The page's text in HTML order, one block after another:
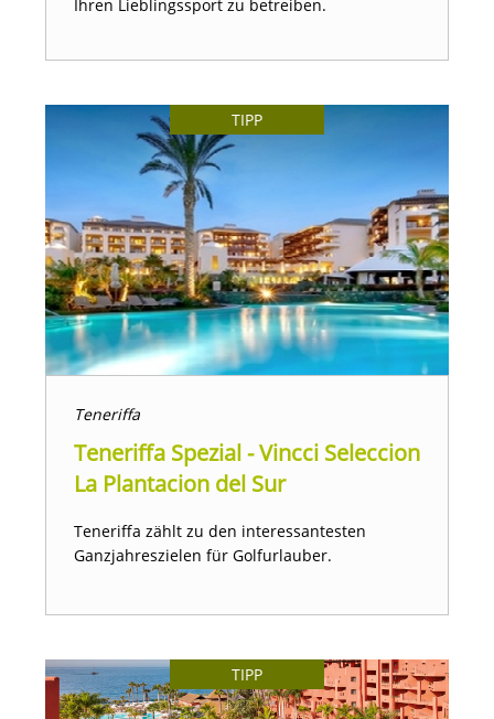
Ihren Lieblingssport zu betreiben.
TIPP
Teneriffa
Teneriffa Spezial - Vincci Seleccion
La Plantacion del Sur
Teneriffa zählt zu den interessantesten
Ganzjahreszielen für Golfurlauber.
TIPP